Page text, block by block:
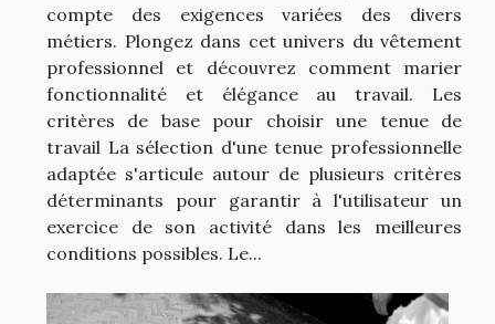
compte des exigences variées des divers
métiers. Plongez dans cet univers du vêtement
professionnel et découvrez comment marier
fonctionnalité et élégance au travail. Les
critères de base pour choisir une tenue de
travail La sélection d'une tenue professionnelle
adaptée s'articule autour de plusieurs critères
déterminants pour garantir à l'utilisateur un
exercice de son activité dans les meilleures
conditions possibles. Le...